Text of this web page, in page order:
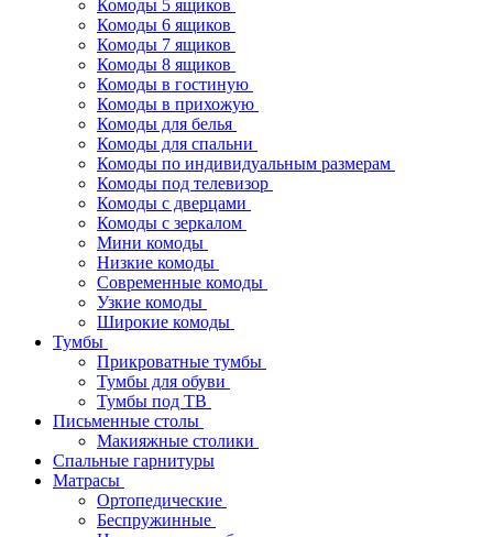
Комоды 5 ящиков
Комоды 6 ящиков
Комоды 7 ящиков
Комоды 8 ящиков
Комоды в гостиную
Комоды в прихожую
Комоды для белья
Комоды для спальни
Комоды по индивидуальным размерам
Комоды под телевизор
Комоды с дверцами
Комоды с зеркалом
Мини комоды
Низкие комоды
Современные комоды
Узкие комоды
Широкие комоды
Тумбы
Прикроватные тумбы
Тумбы для обуви
Тумбы под ТВ
Письменные столы
Макияжные столики
Спальные гарнитуры
Матрасы
Ортопедические
Беспружинные